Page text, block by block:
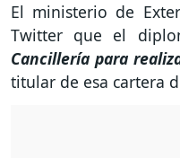
El ministerio de
Twitter que el
Cancillería para
titular de esa cartera